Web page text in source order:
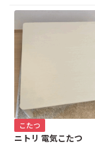
こたつ
ニトリ 電気こたつ